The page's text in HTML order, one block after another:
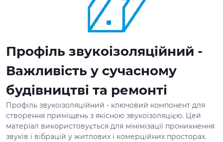
Профіль звукоізоляційний -
Важливість у сучасному
будівництві та ремонті
Профіль звукоізоляційний - ключовий компонент для
створення приміщень з якісною звукоізоляцією. Цей
матеріал використовується для мінімізації проникнення
звуків і вібрацій у житлових і комерційних просторах.